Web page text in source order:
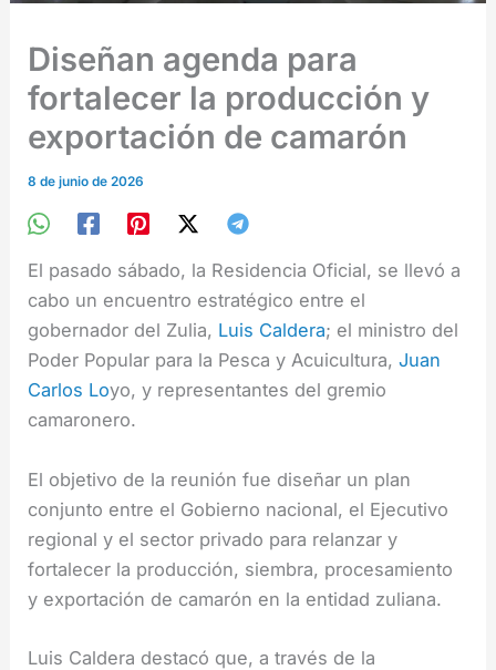
Diseñan agenda para
fortalecer la producción y
exportación de camarón
8 de junio de 2026
El pasado sábado, la Residencia Oficial, se llevó a
cabo un encuentro estratégico entre el
gobernador del Zulia, Luis Caldera; el ministro del
Poder Popular para la Pesca y Acuicultura,Juan
Carlos Loyo, y representantes del gremio
camaronero.
El objetivo de la reunión fue diseñar un plan
conjunto entre el Gobierno nacional, el Ejecutivo
regional y el sector privado para relanzar y
fortalecer la producción, siembra, procesamiento
y exportación de camarón en la entidad zuliana.
Luis Caldera destacó que, a través de la